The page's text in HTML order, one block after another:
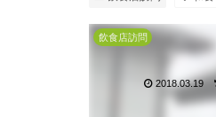
飲食店訪問
2018.03.19